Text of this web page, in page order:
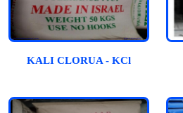
KALI CLORUA - KCl